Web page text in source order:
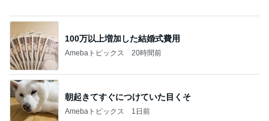
朝起きてすぐにつけていた目くそ
Amebaトピックス 1日前